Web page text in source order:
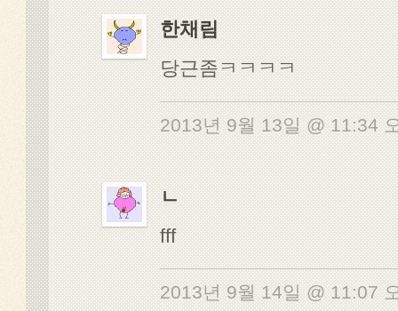
한채림
당근좀ㅋㅋㅋㅋ
2013년 9월 13일 @ 11:34
ㄴ
fff
2013년 9월 14일 @ 11:07